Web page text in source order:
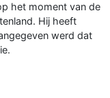
het moment van de
Hij heeft
werd dat